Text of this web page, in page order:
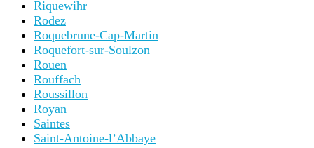
Riquewihr
Rodez
Roquebrune-Cap-Martin
Roquefort-sur-Soulzon
Rouen
Rouffach
Roussillon
Royan
Saintes
Saint-Antoine-l’Abbaye